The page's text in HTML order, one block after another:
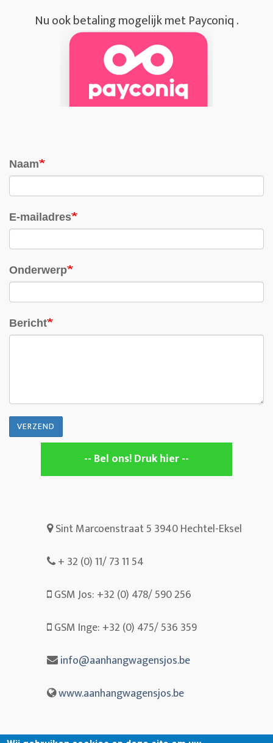
Nu ook betaling mogelijk met Payconiq .
Naam
E-mailadres
Onderwerp
Bericht
VERZEND
-- Bel ons! Druk hier --
Sint Marcoenstraat 5 3940 Hechtel-Eksel
+ 32 (0) 11/ 73 11 54
GSM Jos: +32 (0) 478/ 590 256
GSM Inge: +32 (0) 475/ 536 359
info@aanhangwagensjos.be
www.aanhangwagensjos.be